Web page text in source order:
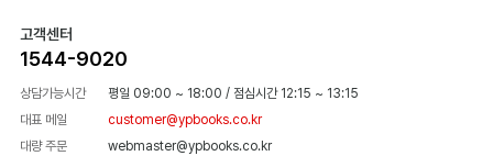
고객센터
1544-9020
상담가능시간 평일 09:00 ~ 18:00 / 점심시간 12:15 ~ 13:15
대표 메일
customer@ypbooks.co.kr
대량 주문
webmaster@ypbooks.co.kr